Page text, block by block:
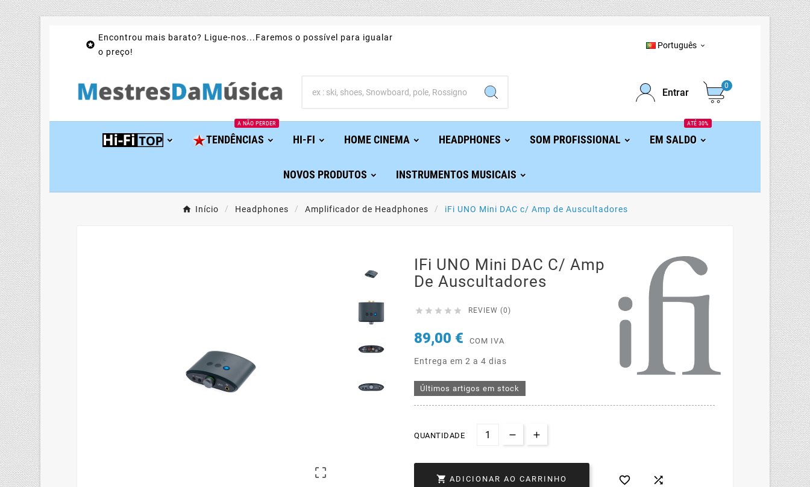

Encontrou mais barato? Ligue-nos...Faremos o possível para igualar
o preço!
Português 
Entrar
0
TENDÊNCIAS
A NÃO PERDER
HI-FI HOME CINEMA HEADPHONES SOM PROFISSIONAL EM SALDO
ATÉ 30%
NOVOS PRODUTOS INSTRUMENTOS MUSICAIS
Início Headphones Amplificador de Headphones iFi UNO Mini DAC c/ Amp de Auscultadores

IFi UNO Mini DAC C/ Amp
De Auscultadores
     REVIEW (0)
89,00 € COM IVA
Entrega em 2 a 4 dias
Últimos artigos em stock
QUANTIDADE
 ADICIONAR AO CARRINHO  